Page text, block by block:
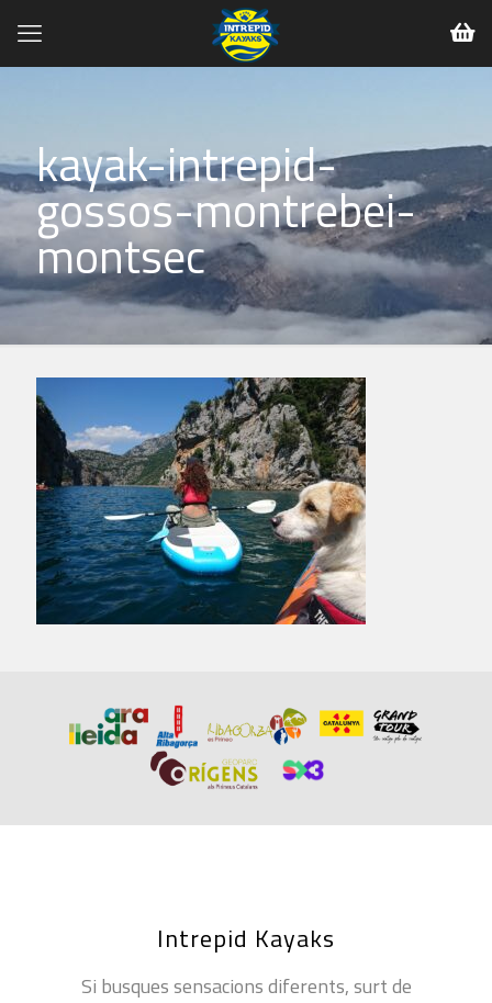
kayak-intrepid-
gossos-montrebei-
montsec
Intrepid Kayaks
Si busques sensacions diferents, surt de